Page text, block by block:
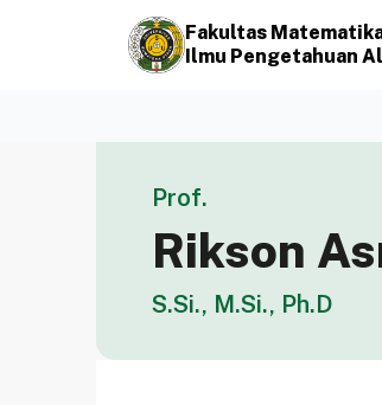
Fakultas
Ilmu Pengetahuan
Prof.
Rikson
S.Si., M.Si., Ph.D